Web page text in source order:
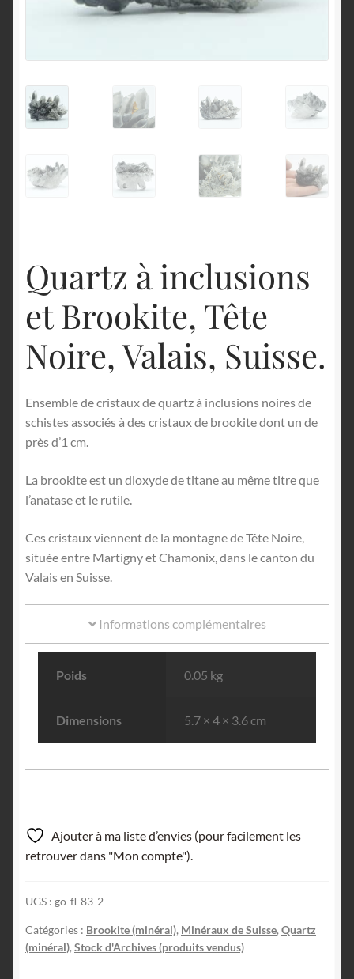
Quartz à inclusions
et Brookite, Tête
Noire, Valais, Suisse.
Ensemble de cristaux de quartz à inclusions noires de
schistes associés à des cristaux de brookite dont un de
près d’1 cm.
La brookite est un dioxyde de titane au même titre que
l’anatase et le rutile.
Ces cristaux viennent de la montagne de Tête Noire,
située entre Martigny et Chamonix, dans le canton du
Valais en Suisse.
Informations complémentaires
Poids 0.05 kg
Dimensions 5.7 × 4 × 3.6 cm
Ajouter à ma liste d’envies (pour facilement les
retrouver dans "Mon compte").
UGS : go-fl-83-2
Catégories : Brookite (minéral), Minéraux de Suisse, Quartz
(minéral), Stock d'Archives (produits vendus)